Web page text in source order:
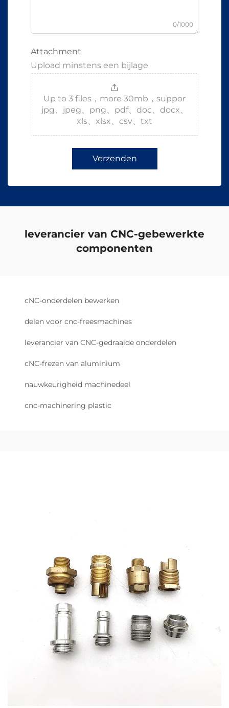
0/1000
Attachment
Upload minstens een bijlage
Up to 3 files，more 30mb，suppor
jpg、jpeg、png、pdf、doc、docx、
xls、xlsx、csv、txt
Verzenden
leverancier van CNC-gebewerkte
componenten
cNC-onderdelen bewerken
delen voor cnc-freesmachines
leverancier van CNC-gedraaide onderdelen
cNC-frezen van aluminium
nauwkeurigheid machinedeel
cnc-machinering plastic